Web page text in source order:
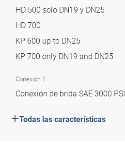
HD 500 solo DN19 y DN25
HD 700
KP 600 up to DN25
KP 700 only DN19 and DN25
Conexión 1
Conexión de brida SAE 3000 PSI
Todas las características